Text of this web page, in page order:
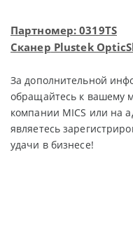
Партномер: 0319TS
Сканер Plustek
За дополнительной
обращайтесь к вашему
компании MICS или на
являетесь
удачи в бизнесе!